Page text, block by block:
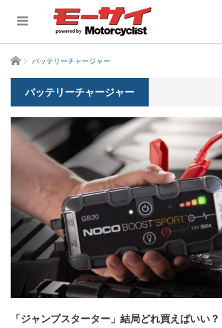
ホーム バッテリーチャージャー
バッテリーチャージャー
「ジャンプスターター」結局どれ買えばいい